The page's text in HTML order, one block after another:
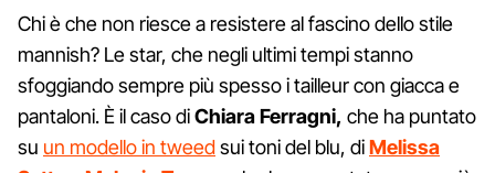
Chi è che non riesce a resistere al fascino dello stile
mannish? Le star, che negli ultimi tempi stanno
sfoggiando sempre più spesso i tailleur con giacca e
pantaloni. È il caso diChiara Ferragni, che ha puntato
su un modello in tweedsui toni del blu, diMelissa